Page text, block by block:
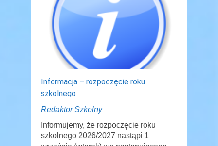
Informacja – rozpoczęcie roku
szkolnego
Redaktor Szkolny
Informujemy, że rozpoczęcie roku
szkolnego 2026/2027 nastąpi 1